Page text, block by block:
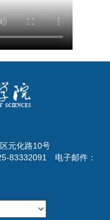
元化路10号
83332091 电子邮件：